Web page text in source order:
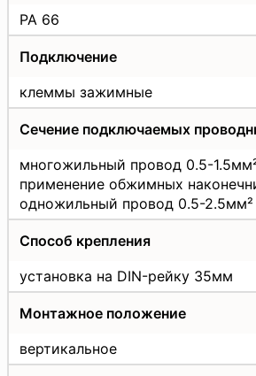
PA 66
Подключение
клеммы зажимные
Сечение подключаемых
многожильный провод 0.5-
применение обжимных
одножильный провод 0.5-2.5мм²
Способ крепления
установка на DIN-рейку 35мм
Монтажное положение
вертикальное